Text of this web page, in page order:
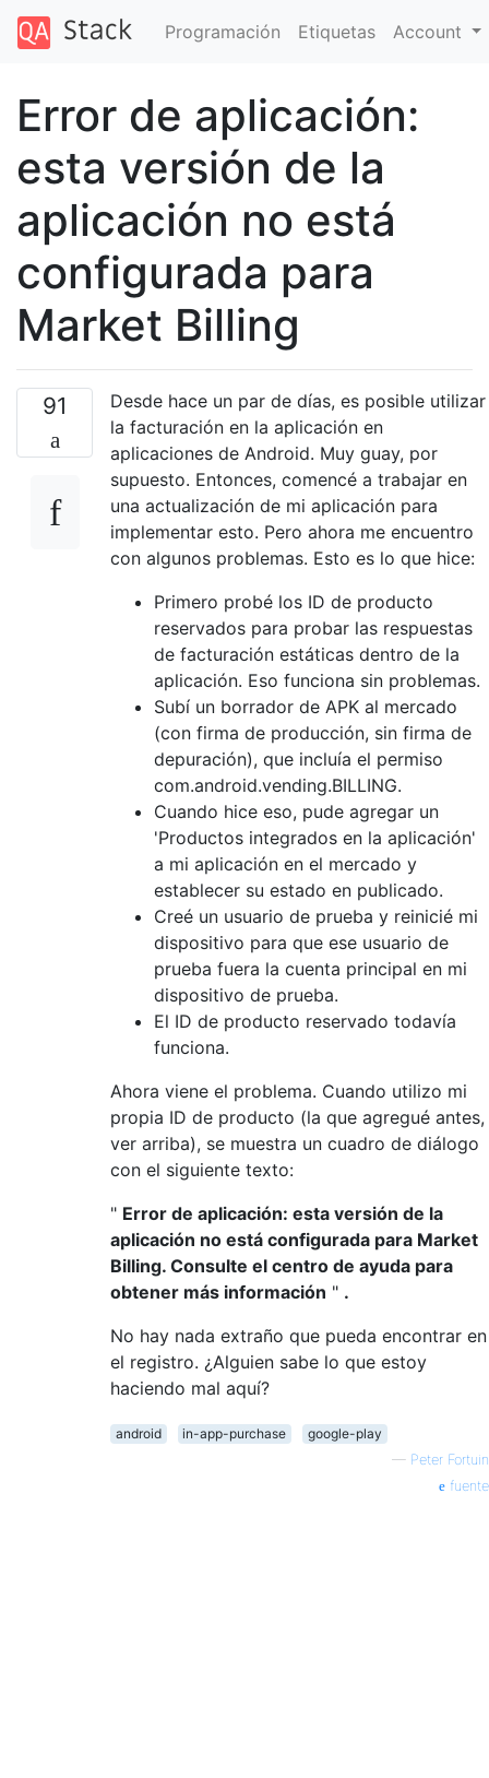
Programación Etiquetas Account
Error de aplicación:
esta versión de la
aplicación no está
configurada para
Market Billing
91
Desde hace un par de días, es posible utilizar
la facturación en la aplicación en
aplicaciones de Android. Muy guay, por
supuesto. Entonces, comencé a trabajar en
una actualización de mi aplicación para
implementar esto. Pero ahora me encuentro
con algunos problemas. Esto es lo que hice:
Primero probé los ID de producto
reservados para probar las respuestas
de facturación estáticas dentro de la
aplicación. Eso funciona sin problemas.
Subí un borrador de APK al mercado
(con firma de producción, sin firma de
depuración), que incluía el permiso
com.android.vending.BILLING.
Cuando hice eso, pude agregar un
'Productos integrados en la aplicación'
a mi aplicación en el mercado y
establecer su estado en publicado.
Creé un usuario de prueba y reinicié mi
dispositivo para que ese usuario de
prueba fuera la cuenta principal en mi
dispositivo de prueba.
El ID de producto reservado todavía
funciona.
Ahora viene el problema. Cuando utilizo mi
propia ID de producto (la que agregué antes,
ver arriba), se muestra un cuadro de diálogo
con el siguiente texto:
" Error de aplicación: esta versión de la
aplicación no está configurada para Market
Billing. Consulte el centro de ayuda para
obtener más información " .
No hay nada extraño que pueda encontrar en
el registro. ¿Alguien sabe lo que estoy
haciendo mal aquí?
android in-app-purchase
google-play
— Peter Fortuin
fuente